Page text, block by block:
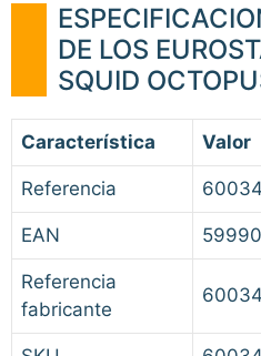
DE LOS
SQUID
Característica Valor
Referencia 60034
EAN
Referencia
fabricante
60034